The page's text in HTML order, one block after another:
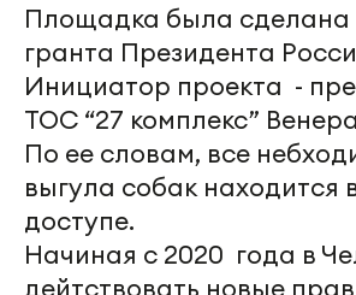
Площадка была сделана
гранта Президента
Инициатор проекта -
ТОС “27 комплекс”
По ее словам, все
выгула собак находится
доступе.
Начиная с 2020 года в